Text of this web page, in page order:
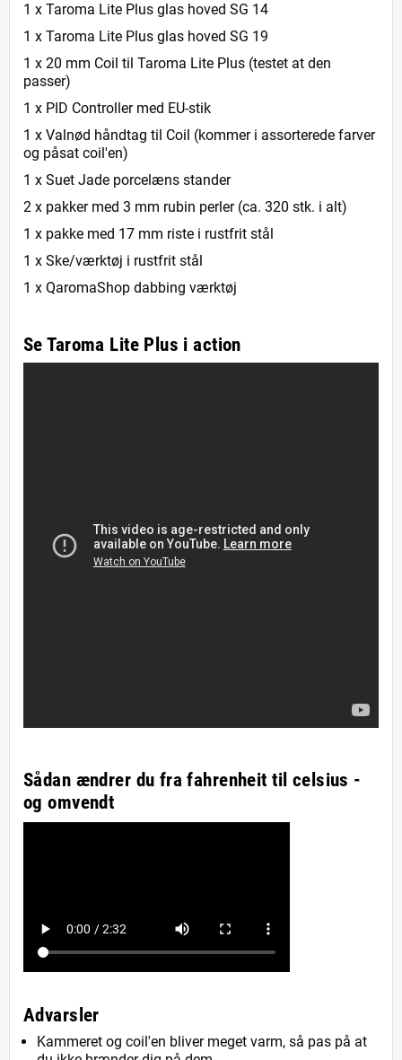
1 x Taroma Lite Plus glas hoved SG 14
1 x Taroma Lite Plus glas hoved SG 19
1 x 20 mm Coil til Taroma Lite Plus (testet at den
passer)
1 x PID Controller med EU-stik
1 x Valnød håndtag til Coil (kommer i assorterede farver
og påsat coil'en)
1 x Suet Jade porcelæns stander
2 x pakker med 3 mm rubin perler (ca. 320 stk. i alt)
1 x pakke med 17 mm riste i rustfrit stål
1 x Ske/værktøj i rustfrit stål
1 x QaromaShop dabbing værktøj
Se Taroma Lite Plus i action
Sådan ændrer du fra fahrenheit til celsius -
og omvendt
Advarsler
Kammeret og coil'en bliver meget varm, så pas på at